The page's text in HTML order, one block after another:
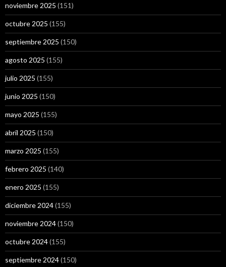
noviembre 2025 (151)
octubre 2025 (155)
septiembre 2025 (150)
agosto 2025 (155)
julio 2025 (155)
junio 2025 (150)
mayo 2025 (155)
abril 2025 (150)
marzo 2025 (155)
febrero 2025 (140)
enero 2025 (155)
diciembre 2024(155)
noviembre 2024(150)
octubre 2024(155)
septiembre 2024(150)